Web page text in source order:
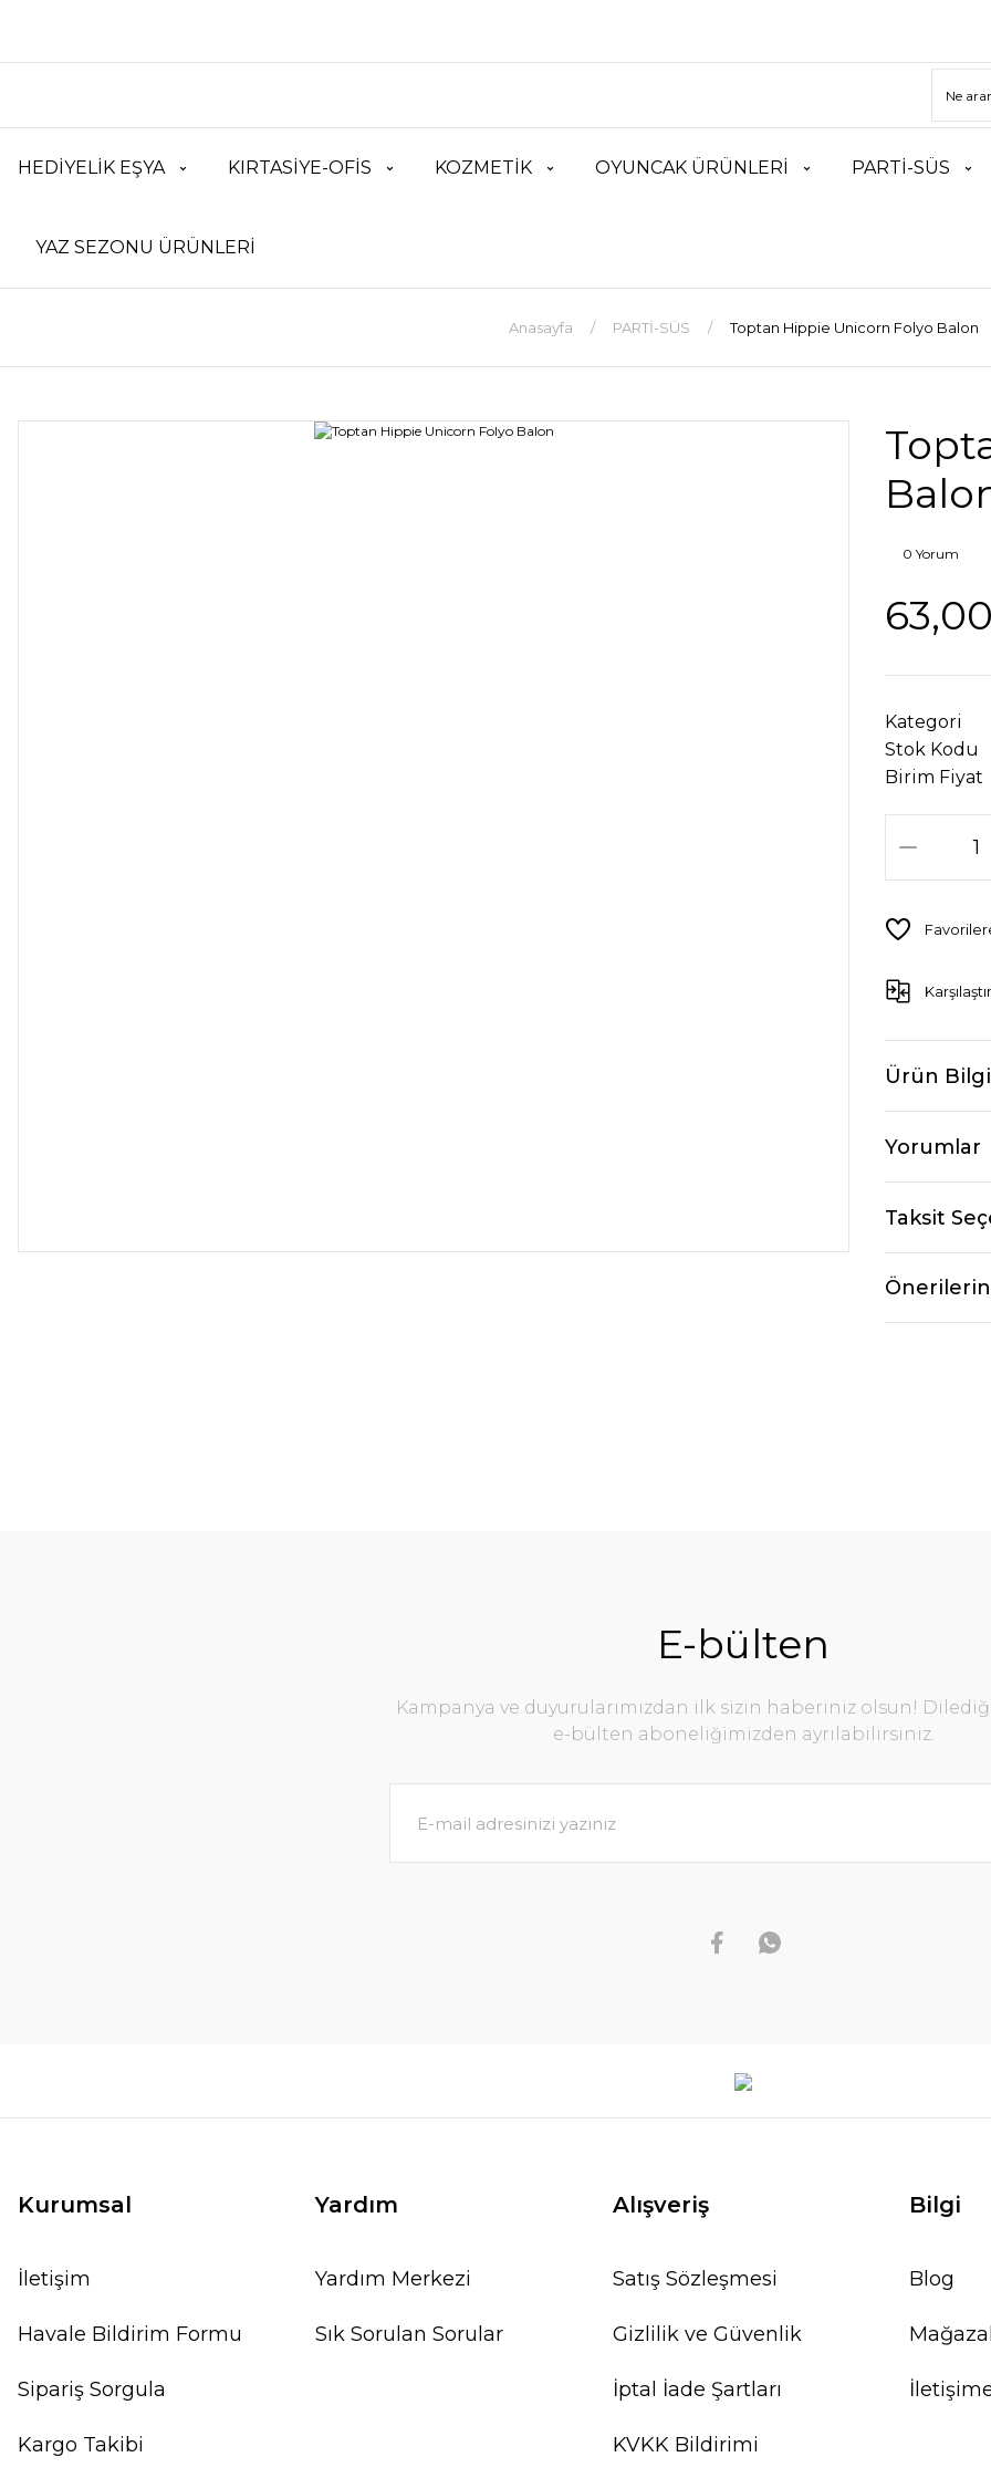
HEDİYELİK EŞYA KIRTASİYE-OFİS KOZMETİK OYUNCAK ÜRÜNLERİ PARTİ-SÜS
YAZ SEZONU ÜRÜNLERİ
Anasayfa PARTİ-SÜS Toptan Hippie Unicorn Folyo Balon
0 Yorum
Kategori
Stok Kodu
Birim Fiyat
Karşılaştır
Ürün
Yorumlar
Taksit
E-bülten
Kampanya ve duyurularımızdan ilk sizin haberiniz olsun!
e-bülten aboneliğimizden ayrılabilirsiniz.
Kurumsal
İletişim
Havale Bildirim Formu
Sipariş Sorgula
Kargo Takibi
Yardım
Yardım Merkezi
Sık Sorulan Sorular
Alışveriş
Satış Sözleşmesi
Gizlilik ve Güvenlik
İptal İade Şartları
KVKK Bildirimi
Bilgi
Blog